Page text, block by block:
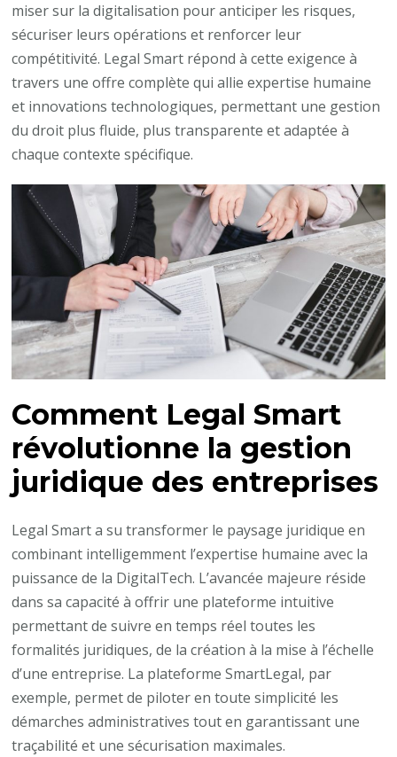
miser sur la digitalisation pour anticiper les risques,
sécuriser leurs opérations et renforcer leur
compétitivité. Legal Smart répond à cette exigence à
travers une offre complète qui allie expertise humaine
et innovations technologiques, permettant une gestion
du droit plus fluide, plus transparente et adaptée à
chaque contexte spécifique.
Comment Legal Smart
révolutionne la gestion
juridique des entreprises
Legal Smart a su transformer le paysage juridique en
combinant intelligemment l’expertise humaine avec la
puissance de la DigitalTech. L’avancée majeure réside
dans sa capacité à offrir une plateforme intuitive
permettant de suivre en temps réel toutes les
formalités juridiques, de la création à la mise à l’échelle
d’une entreprise. La plateforme SmartLegal, par
exemple, permet de piloter en toute simplicité les
démarches administratives tout en garantissant une
traçabilité et une sécurisation maximales.